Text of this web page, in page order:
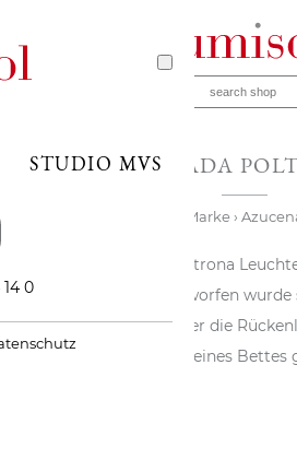
STUDIO MVS
0
LAMPADA
Marke›
Die Lampada Poltrona
ungewöhnlich. Entworfen
Dominioni, um über die
oder am Kopfende eines